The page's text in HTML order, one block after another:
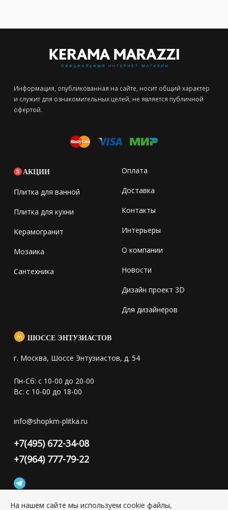
Информация, опубликованная на сайте, носит общий характер
и служит для ознакомительных целей, не является публичной
офертой.
АКЦИИ
Плитка для ванной
Плитка для кухни
Керамогранит
Мозаика
Сантехника
Оплата
Доставка
Контакты
Интерьеры
О компании
Новости
Дизайн проект 3D
Для дизайнеров
ШОССЕ ЭНТУЗИАСТОВ
г. Москва, Шоссе Энтузиастов, д. 54
Пн-Сб: с 10-00 до 20-00
Вс: с 10-00 до 18-00
info@shopkm-plitka.ru
+7(495) 672-34-08
+7(964) 777-79-22
На нашем сайте мы используем cookie файлы,